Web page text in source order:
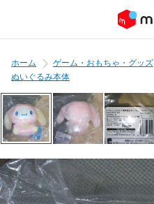
ホーム ゲーム・おもちゃ・グッズ
ぬいぐるみ本体